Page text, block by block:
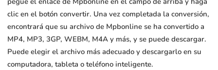
clic en el botón convertir. Una vez completada la conversión,
encontrará que su archivo de Mpbonline se ha convertido a
MP4, MP3, 3GP, WEBM, M4A y más, y se puede descargar.
Puede elegir el archivo más adecuado y descargarlo en su
computadora, tableta o teléfono inteligente.